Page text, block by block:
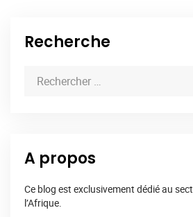
Recherche
A propos
Ce blog est exclusivement dédié au
l’Afrique.